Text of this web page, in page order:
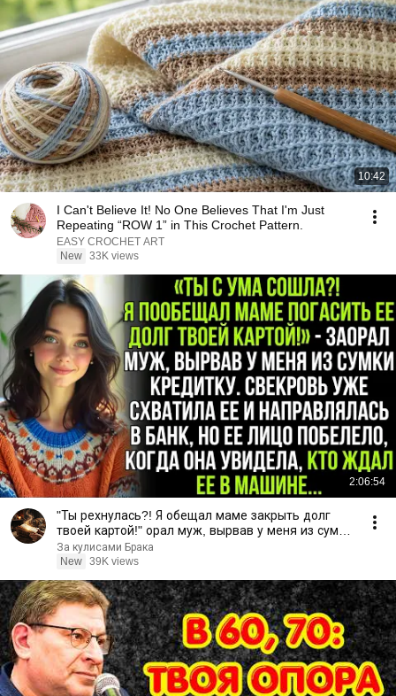
10:42
I Can't Believe It! No One Believes That I'm Just
Repeating “ROW 1” in This Crochet Pattern.
EASY CROCHET ART
New 33K views
2:06:54
"Ты рехнулась?! Я обещал маме закрыть долг
твоей картой!" орал муж, вырвав у меня из сумки
кредитку…
За кулисами Брака
New 39K views